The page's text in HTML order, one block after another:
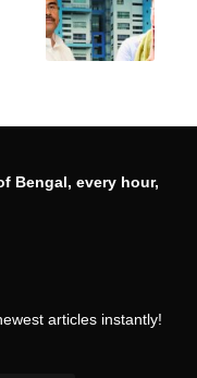
Bengal, every hour,
articles instantly!